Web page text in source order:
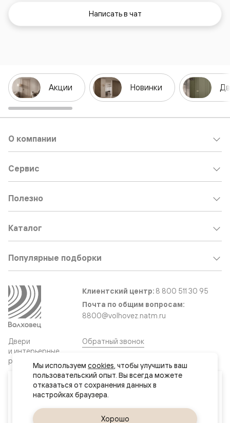
Ваш город
Нур-Султан (Астана)
Написать в чат
Акции Новинки
Двери
и интерьерные
решения
О компании
Сервис
Полезно
Каталог
Популярные подборки
Клиентский центр: 8 800 511 30 95
Почта по общим вопросам:
8800@volhovez.natm.ru
Обратный звонок
Сайт не является публичной офертой
Правовая информация
Дизайн сайта совместно с агентством
Супрематика
Мы используем cookies, чтобы улучшить ваш
пользовательский опыт. Вы всегда можете
отказаться от сохранения данных в
Хорошо